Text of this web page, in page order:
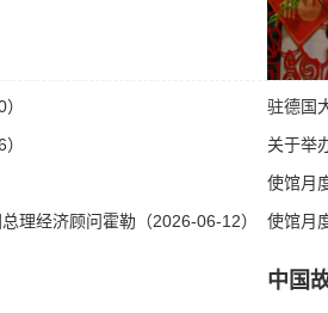
理经济顾问霍勒（2026-06-12）
驻德国
关于举
使馆月
使馆月
中国